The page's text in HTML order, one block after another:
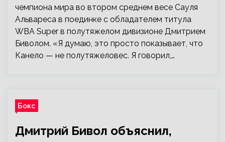
чемпиона мира во втором среднем весе Сауля
Альвареса в поединке с обладателем титула
WBA Super в полутяжелом дивизионе Дмитрием
Биволом. «Я думаю, это просто показывает, что
Канело — не полутяжеловес. Я говорил,…
Бокс
Дмитрий Бивол объяснил,